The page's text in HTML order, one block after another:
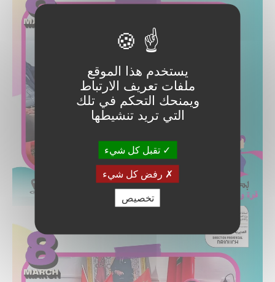
يستخدم هذا الموقع
ملفات تعريف الارتباط
ويمنحك التحكم في تلك
التي تريد تنشيطها
تقبل كل شيء
رفض كل شيء
تخصيص